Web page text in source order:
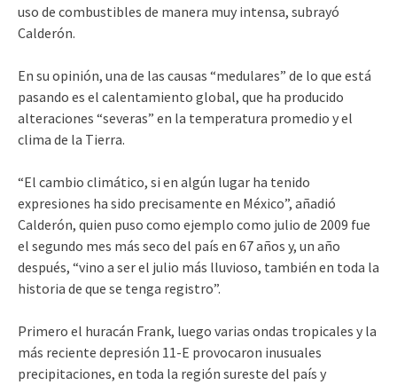
uso de combustibles de manera muy intensa, subrayó
Calderón.
En su opinión, una de las causas “medulares” de lo que está
pasando es el calentamiento global, que ha producido
alteraciones “severas” en la temperatura promedio y el
clima de la Tierra.
“El cambio climático, si en algún lugar ha tenido
expresiones ha sido precisamente en México”, añadió
Calderón, quien puso como ejemplo como julio de 2009 fue
el segundo mes más seco del país en 67 años y, un año
después, “vino a ser el julio más lluvioso, también en toda la
historia de que se tenga registro”.
Primero el huracán Frank, luego varias ondas tropicales y la
más reciente depresión 11-E provocaron inusuales
precipitaciones, en toda la región sureste del país y